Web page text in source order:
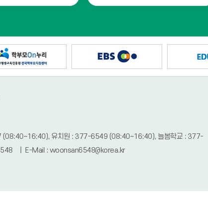
유치원 : 377-6549 (08:40~16:40), 늘봄학교 : 377-
| E-Mail : woonsan6548@korea.kr